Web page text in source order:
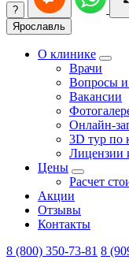
?
Ярославль
О клинике
Врачи
Вопросы и
Вакансии
Онлайн-
3D тур по
Лицензии
Цены
Расчет
Акции
Отзывы
Контакты
8 (800) 350-73-81 8